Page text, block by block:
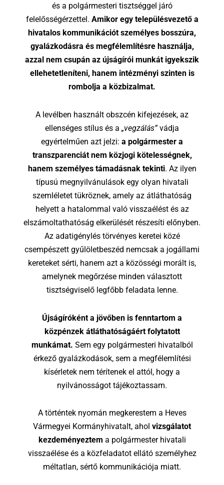
és a polgármesteri tisztséggel járó
felelősségérzettel. Amikor egy településvezető a
hivatalos kommunikációt személyes bosszúra,
gyalázkodásra és megfélemlítésre használja,
azzal nem csupán az újságírói munkát igyekszik
ellehetetleníteni, hanem intézményi szinten is
rombolja a közbizalmat.
A levélben használt obszcén kifejezések, az
ellenséges stílus és a „vegzálás”vádja
egyértelműen azt jelzi: a polgármester a
transzparenciát nem közjogi kötelességnek,
hanem személyes támadásnak tekinti. Az ilyen
típusú megnyilvánulások egy olyan hivatali
szemléletet tükröznek, amely az átláthatóság
helyett a hatalommal való visszaélést és az
elszámoltathatóság elkerülését részesíti előnyben.
Az adatigénylés törvényes keretei közé
csempészett gyűlöletbeszéd nemcsak a jogállami
kereteket sérti, hanem azt a közösségi morált is,
amelynek megőrzése minden választott
tisztségviselő legfőbb feladata lenne.
Újságíróként a jövőben is fenntartom a
közpénzek átláthatóságáért folytatott
munkámat. Sem egy polgármesteri hivatalból
érkező gyalázkodások, sem a megfélemlítési
kísérletek nem térítenek el attól, hogy a
nyilvánosságot tájékoztassam.
A történtek nyomán megkerestem a Heves
Vármegyei Kormányhivatalt, ahol vizsgálatot
kezdeményeztem a polgármester hivatali
visszaélése és a közfeladatot ellátó személyhez
méltatlan, sértő kommunikációja miatt.